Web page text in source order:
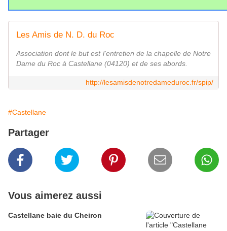
Les Amis de N. D. du Roc
Association dont le but est l'entretien de la chapelle de Notre
Dame du Roc à Castellane (04120) et de ses abords.
http://lesamisdenotredameduroc.fr/spip/
#Castellane
Partager
Vous aimerez aussi
Castellane baie du Cheiron